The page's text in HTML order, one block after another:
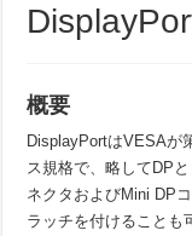
概要
DisplayPortはVESAが
ス規格で、略してDP
ネクタおよびMini DP
ラッチを付けることも